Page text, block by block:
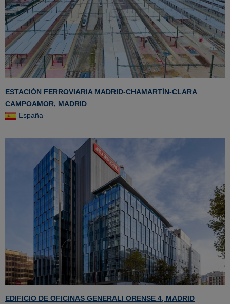
ESTACIÓN FERROVIARIA MADRID-CHAMARTÍN-CLARA
CAMPOAMOR, MADRID
España
EDIFICIO DE OFICINAS GENERALI ORENSE 4, MADRID